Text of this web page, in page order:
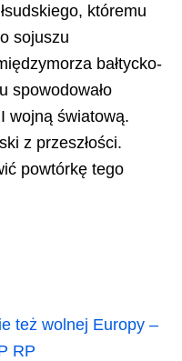
któremu
sojuszu
bałtycko-
spowodowało
wojną światową.
z przeszłości.
powtórkę tego
też wolnej Europy –
RP